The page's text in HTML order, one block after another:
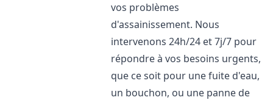
vos problèmes
d'assainissement. Nous
intervenons 24h/24 et 7j/7 pour
répondre à vos besoins urgents,
que ce soit pour une fuite d'eau,
un bouchon, ou une panne de